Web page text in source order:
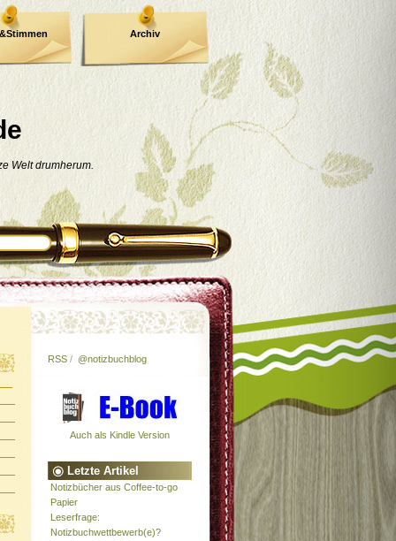
Welt drumherum.
Archiv
RSS / @notizbuchblog
Auch als Kindle Version
Letzte Artikel
Notizbücher aus Coffee-to-go
Papier
Leserfrage:
Notizbuchwettbewerb(e)?